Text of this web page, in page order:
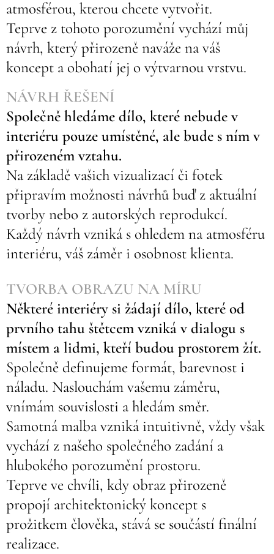
atmosférou, kterou chcete vytvořit.
Teprve z tohoto porozumění vychází můj
návrh, který přirozeně naváže na váš
koncept a obohatí jej o výtvarnou vrstvu.
NÁVRH ŘEŠENÍ
Společně hledáme dílo, které nebude v
interiéru pouze umístěné, ale bude s ním v
přirozeném vztahu.
Na základě vašich vizualizací či fotek
připravím možnosti návrhů buď z aktuální
tvorby nebo z autorských reprodukcí.
Každý návrh vzniká s ohledem na atmosféru
interiéru, váš záměr i osobnost klienta.
TVORBA OBRAZU NA MÍRU
Některé interiéry si žádají dílo, které od
prvního tahu štětcem vzniká v dialogu s
místem a lidmi, kteří budou prostorem žít.
Společně definujeme formát, barevnost i
náladu. Naslouchám vašemu záměru,
vnímám souvislosti a hledám směr.
Samotná malba vzniká intuitivně, vždy však
vychází z našeho společného zadání a
hlubokého porozumění prostoru.
Teprve ve chvíli, kdy obraz přirozeně
propojí architektonický koncept s
prožitkem člověka, stává se součástí finální
realizace.